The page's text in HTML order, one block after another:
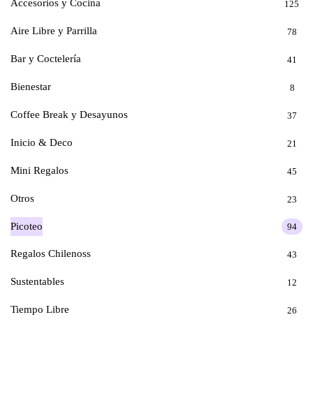
Accesorios y Cocina 125
Aire Libre y Parrilla 78
Bar y Coctelería 41
Bienestar 8
Coffee Break y Desayunos 37
Inicio & Deco 21
Mini Regalos 45
Otros 23
Picoteo 94
Regalos Chilenoss 43
Sustentables 12
Tiempo Libre 26